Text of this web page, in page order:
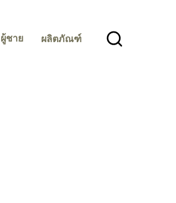
ผู้ชาย ผลิตภัณฑ์